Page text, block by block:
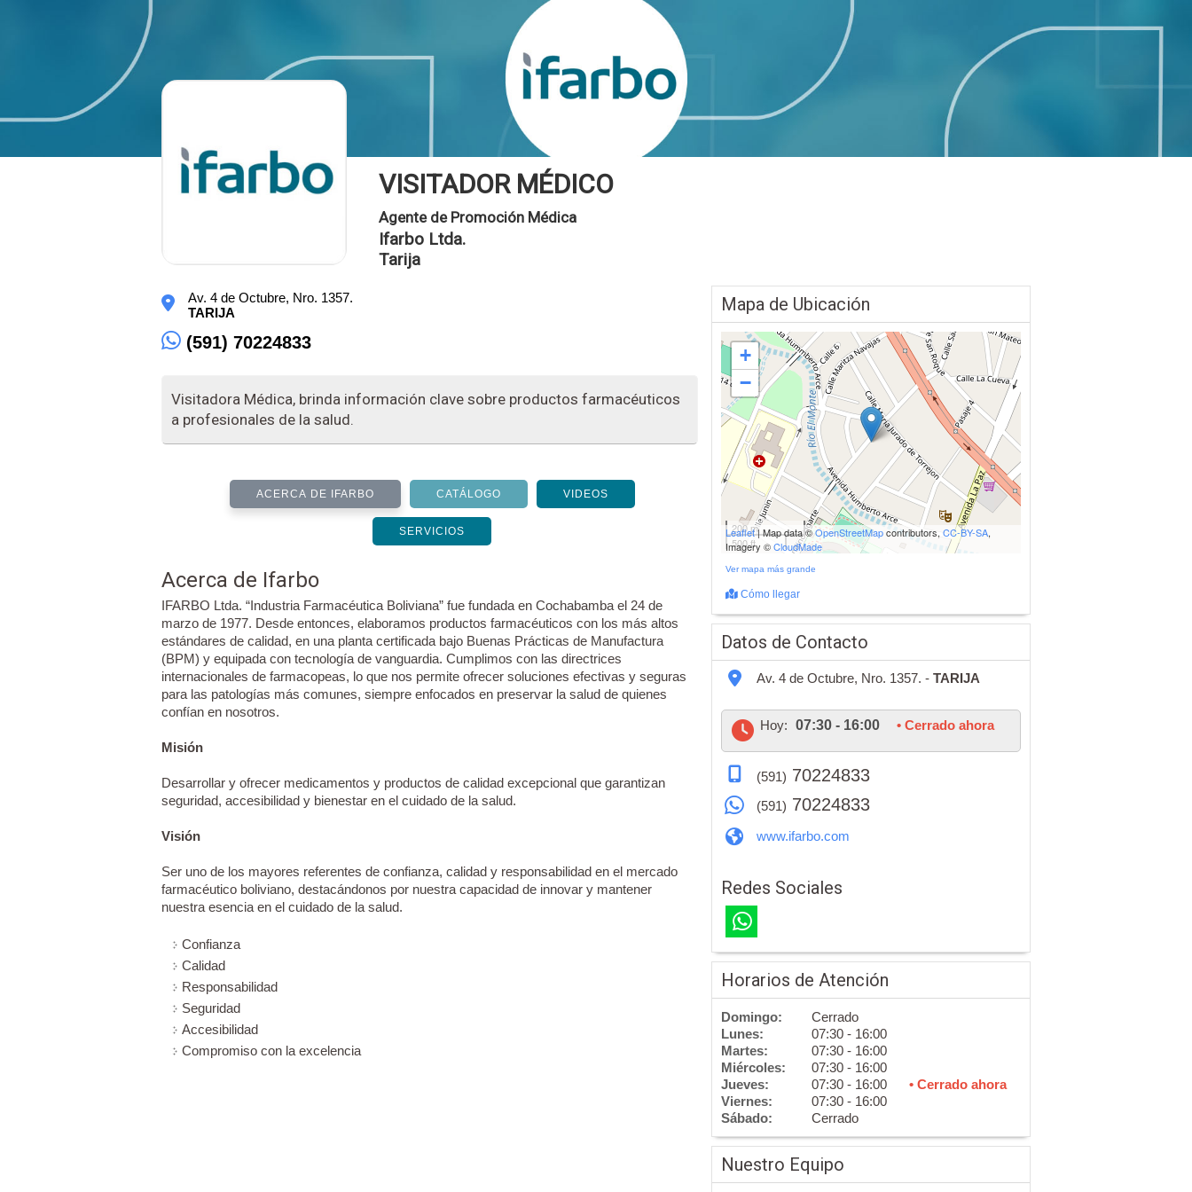
VISITADOR MÉDICO
Agente de Promoción Médica
Ifarbo Ltda.
Tarija
Av. 4 de Octubre, Nro. 1357.
TARIJA
(591) 70224833
Visitadora Médica, brinda información clave sobre productos farmacéuticos
a profesionales de la salud.
ACERCA DE IFARBO CATÁLOGO VIDEOS
SERVICIOS
Acerca de Ifarbo
IFARBO Ltda. “Industria Farmacéutica Boliviana” fue fundada en Cochabamba el 24 de
marzo de 1977. Desde entonces, elaboramos productos farmacéuticos con los más altos
estándares de calidad, en una planta certificada bajo Buenas Prácticas de Manufactura
(BPM) y equipada con tecnología de vanguardia. Cumplimos con las directrices
internacionales de farmacopeas, lo que nos permite ofrecer soluciones efectivas y seguras
para las patologías más comunes, siempre enfocados en preservar la salud de quienes
confían en nosotros.
Misión
Desarrollar y ofrecer medicamentos y productos de calidad excepcional que garantizan
seguridad, accesibilidad y bienestar en el cuidado de la salud.
Visión
Ser uno de los mayores referentes de confianza, calidad y responsabilidad en el mercado
farmacéutico boliviano, destacándonos por nuestra capacidad de innovar y mantener
nuestra esencia en el cuidado de la salud.
Confianza
Calidad
Responsabilidad
Seguridad
Accesibilidad
Compromiso con la excelencia
Mapa de Ubicación
+
−
200 m
500 ft
Leaflet| Map data ©OpenStreetMapcontributors,CC-BY-SA,
Imagery ©CloudMade
Ver mapa más grande
Cómo llegar
Datos de Contacto
Av. 4 de Octubre, Nro. 1357. - TARIJA
Hoy: 07:30 - 16:00 • Cerrado ahora
(591) 70224833
(591) 70224833
www.ifarbo.com
Redes Sociales
Horarios de Atención
Domingo:
Cerrado
Lunes:
07:30 - 16:00
Martes:
07:30 - 16:00
Miércoles:
07:30 - 16:00
Jueves:
07:30 - 16:00
• Cerrado ahora
Viernes:
07:30 - 16:00
Sábado:
Cerrado
Nuestro Equipo